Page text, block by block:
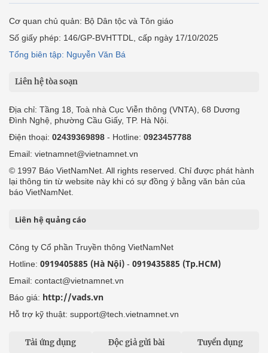
Cơ quan chủ quản: Bộ Dân tộc và Tôn giáo
Số giấy phép: 146/GP-BVHTTDL, cấp ngày 17/10/2025
Tổng biên tập: Nguyễn Văn Bá
Liên hệ tòa soạn
Địa chỉ: Tầng 18, Toà nhà Cục Viễn thông (VNTA), 68 Dương
Đình Nghệ, phường Cầu Giấy, TP. Hà Nội.
Điện thoại: 02439369898 - Hotline: 0923457788
Email: vietnamnet@vietnamnet.vn
© 1997 Báo VietNamNet. All rights reserved. Chỉ được phát hành
lại thông tin từ website này khi có sự đồng ý bằng văn bản của
báo VietNamNet.
Liên hệ quảng cáo
Công ty Cổ phần Truyền thông VietNamNet
Hotline: 0919405885 (Hà Nội) - 0919435885 (Tp.HCM)
Email: contact@vietnamnet.vn
Báo giá: http://vads.vn
Hỗ trợ kỹ thuật: support@tech.vietnamnet.vn
Tải ứng dụng Độc giả gửi bài Tuyển dụng